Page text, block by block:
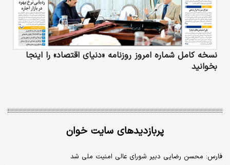
نسخه کامل شماره امروز روزنامه «دنیای‌ اقتصاد» را اینجا
بخوانید
پربازدیدهای سایت خوان
فارس: محسن رضایی دبیر شورای عالی امنیت ملی شد